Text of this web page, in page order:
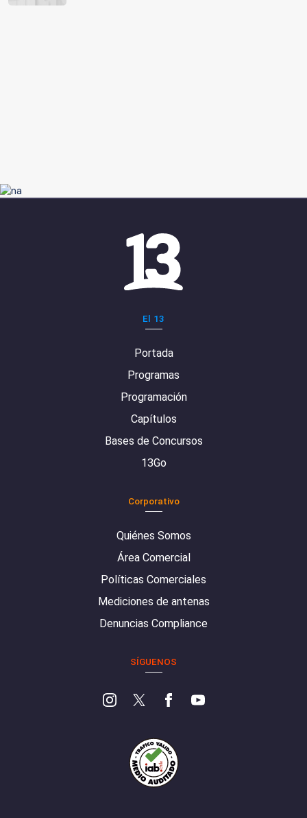
El 13
Portada
Programas
Programación
Capítulos
Bases de Concursos
13Go
Corporativo
Quiénes Somos
Área Comercial
Políticas Comerciales
Mediciones de antenas
Denuncias Compliance
SÍGUENOS